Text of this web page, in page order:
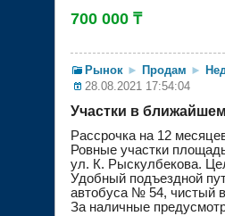
700 000 ₸
Рынок ► Продам ►
28.08.2021 17:54:04
Участки в
Рассрочка на 12
Ровные участки
ул. К. Рыскулбекова.
Удобный подъездной
автобуса № 54, чистый
За наличные